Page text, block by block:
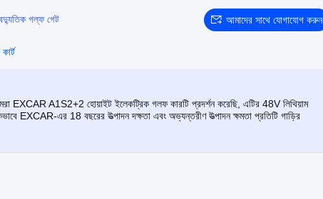
গল্ফ গেট আমাদের সাথে যোগাযোগ করুন
EXCAR A1S2+2 হোয়াইট ইলেকট্রিক গলফ কারটি প্রদর্শন করেছি, এটির 48V লিথিয়াম
EXCAR-এর 18 বছরের উত্পাদন দক্ষতা এবং অভ্যন্তরীণ উত্পাদন ক্ষমতা প্রতিটি গাড়ির